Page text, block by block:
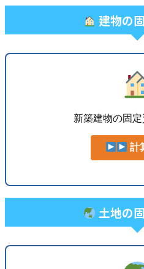
建物の
新築建物の固
計
土地の